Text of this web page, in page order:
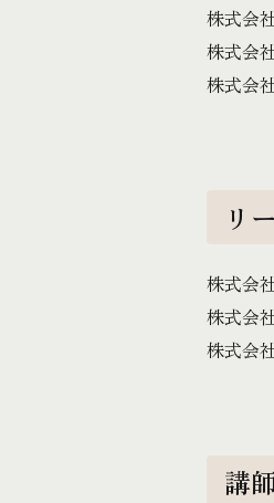
株式会
株式会
株式会
リ
株式会
株式会
株式会
講